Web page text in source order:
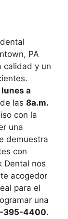
PA
calidad y un
lunes a
las 8a.m.
con la
una
demuestra
con
Dental nos
acogedor
para el
una
395-4400.